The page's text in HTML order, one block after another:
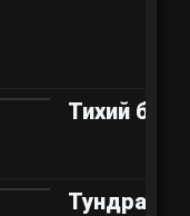
Тихий
Тундра